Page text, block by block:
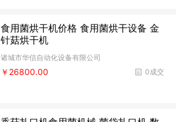
食用菌烘干机价格 食用菌烘干设备 金
针菇烘干机
诸城市华信自动化设备有限公司
0成交
￥26800.00